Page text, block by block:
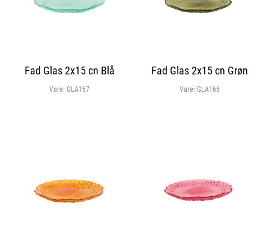
Fad Glas 2x15 cn Blå
Vare:GLA167
Fad Glas 2x15 cn Grøn
Vare: GLA166